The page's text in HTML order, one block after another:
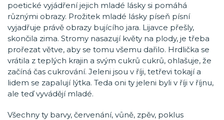
poetické vyjádření jejich mladé lásky si pomáhá
různými obrazy. Prožitek mladé lásky píseň písní
vyjadřuje právě obrazy bujícího jara. Lijavce přešly,
skončila zima. Stromy nasazují květy na plody, je třeba
prořezat větve, aby se tomu všemu dařilo. Hrdlička se
vrátila z teplých krajin a svým cukrů cukrů, ohlašuje, že
začíná čas cukrování. Jeleni jsou v říji, tetřevi tokají a
lidem se zapalují lýtka. Teda oni ty jeleni byli v říji v říjnu,
ale teď vyvádějí mladé.
Všechny ty barvy, červenání, vůně, zpěv, poklus